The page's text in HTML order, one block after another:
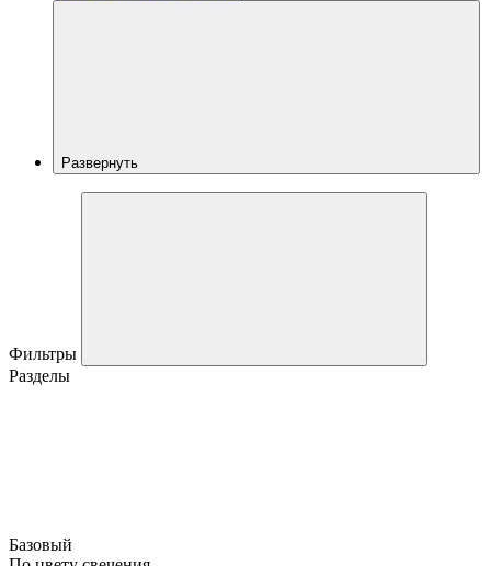
Развернуть
Фильтры
Разделы
Базовый